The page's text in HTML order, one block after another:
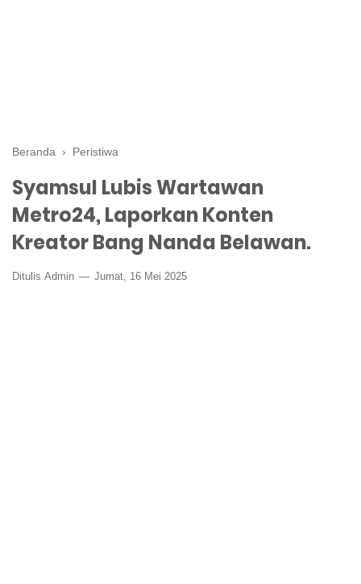
Beranda › Peristiwa
Syamsul Lubis Wartawan
Metro24, Laporkan Konten
Kreator Bang Nanda Belawan.
Ditulis Admin Jumat, 16 Mei 2025